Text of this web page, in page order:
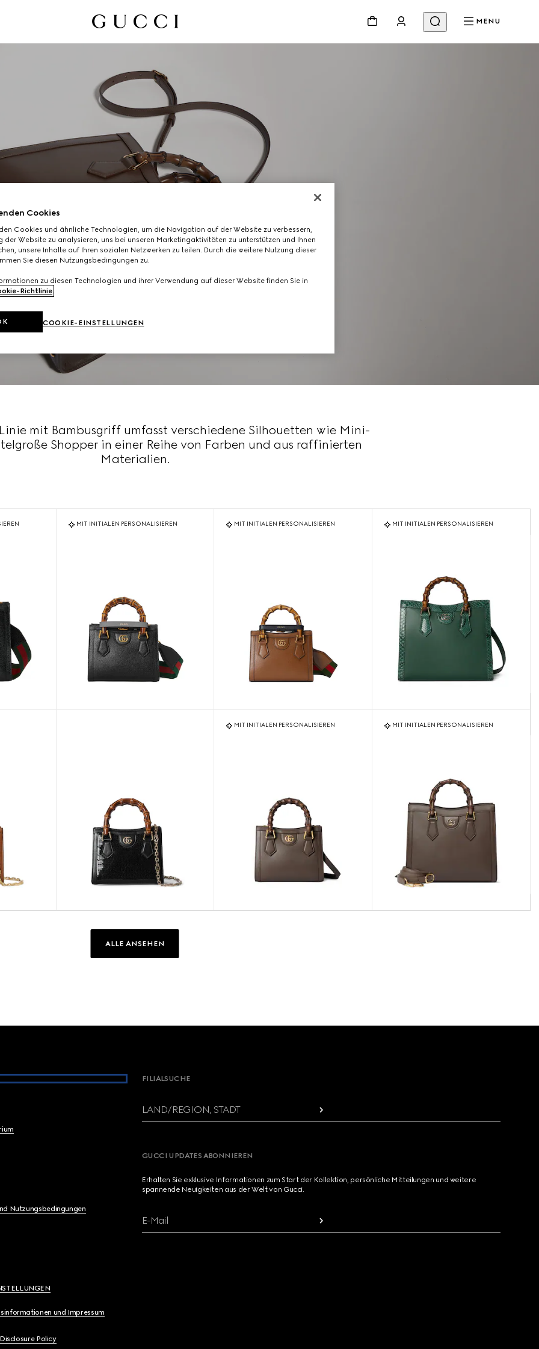
MENU
GUCCI DIANA
mit Bambusgriff umfasst verschiedene Silhouetten wie Mini-
Shopper in einer Reihe von Farben und aus raffinierten
Materialien.
MIT INITIALEN PERSONALISIEREN MIT INITIALEN PERSONALISIEREN MIT INITIALEN PERSONALISIEREN
MIT INITIALEN PERSONALISIEREN MIT INITIALEN PERSONALISIEREN
ALLE ANSEHEN
Nutzungsbedingungen
und Impressum
Policy
FILIALSUCHE
LAND/REGION, STADT
GUCCI UPDATES ABONNIEREN
Erhalten Sie exklusive Informationen zum Start der Kollektion, persönliche Mitteilungen und weitere
spannende Neuigkeiten aus der Welt von Gucci.
E-Mail
Cookies
Cookies und ähnliche Technologien, um die Navigation auf der Website zu verbessern,
der Website zu analysieren, uns bei unseren Marketingaktivitäten zu unterstützen und Ihnen
unsere Inhalte auf Ihren sozialen Netzwerken zu teilen. Durch die weitere Nutzung dieser
Sie diesen Nutzungsbedingungen zu.
zu diesen Technologien und ihrer Verwendung auf dieser Website finden Sie in
Richtlinie
COOKIE-EINSTELLUNGEN